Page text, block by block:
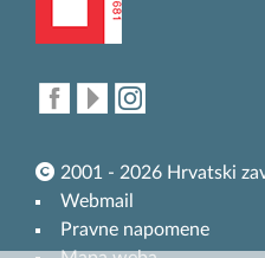
2001 - 2026 Hrvatski
Webmail
Pravne napomene